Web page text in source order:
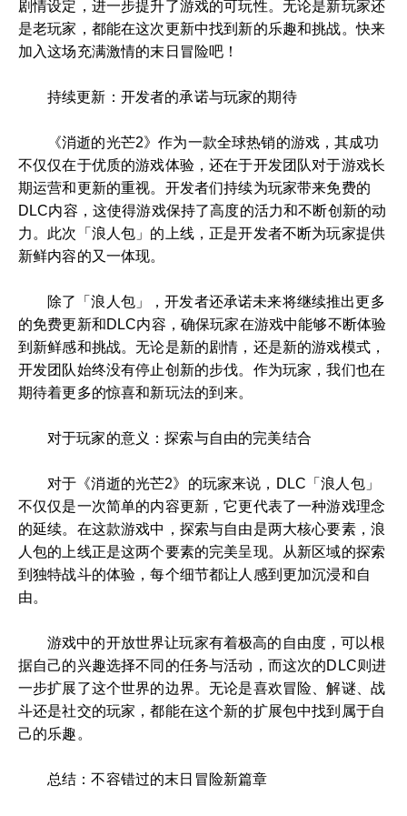
剧情设定，进一步提升了游戏的可玩性。无论是新玩家还
是老玩家，都能在这次更新中找到新的乐趣和挑战。快来
加入这场充满激情的末日冒险吧！
持续更新：开发者的承诺与玩家的期待
《消逝的光芒2》作为一款全球热销的游戏，其成功
不仅仅在于优质的游戏体验，还在于开发团队对于游戏长
期运营和更新的重视。开发者们持续为玩家带来免费的
DLC内容，这使得游戏保持了高度的活力和不断创新的动
力。此次「浪人包」的上线，正是开发者不断为玩家提供
新鲜内容的又一体现。
除了「浪人包」，开发者还承诺未来将继续推出更多
的免费更新和DLC内容，确保玩家在游戏中能够不断体验
到新鲜感和挑战。无论是新的剧情，还是新的游戏模式，
开发团队始终没有停止创新的步伐。作为玩家，我们也在
期待着更多的惊喜和新玩法的到来。
对于玩家的意义：探索与自由的完美结合
对于《消逝的光芒2》的玩家来说，DLC「浪人包」
不仅仅是一次简单的内容更新，它更代表了一种游戏理念
的延续。在这款游戏中，探索与自由是两大核心要素，浪
人包的上线正是这两个要素的完美呈现。从新区域的探索
到独特战斗的体验，每个细节都让人感到更加沉浸和自
由。
游戏中的开放世界让玩家有着极高的自由度，可以根
据自己的兴趣选择不同的任务与活动，而这次的DLC则进
一步扩展了这个世界的边界。无论是喜欢冒险、解谜、战
斗还是社交的玩家，都能在这个新的扩展包中找到属于自
己的乐趣。
总结：不容错过的末日冒险新篇章